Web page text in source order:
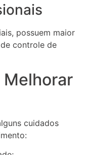
possuem maior
controle de
Melhorar
cuidados